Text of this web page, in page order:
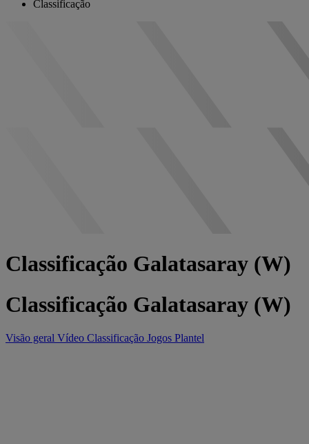
Classificação
Classificação Galatasaray (W)
Classificação Galatasaray (W)
Visão geral Vídeo Classificação Jogos Plantel